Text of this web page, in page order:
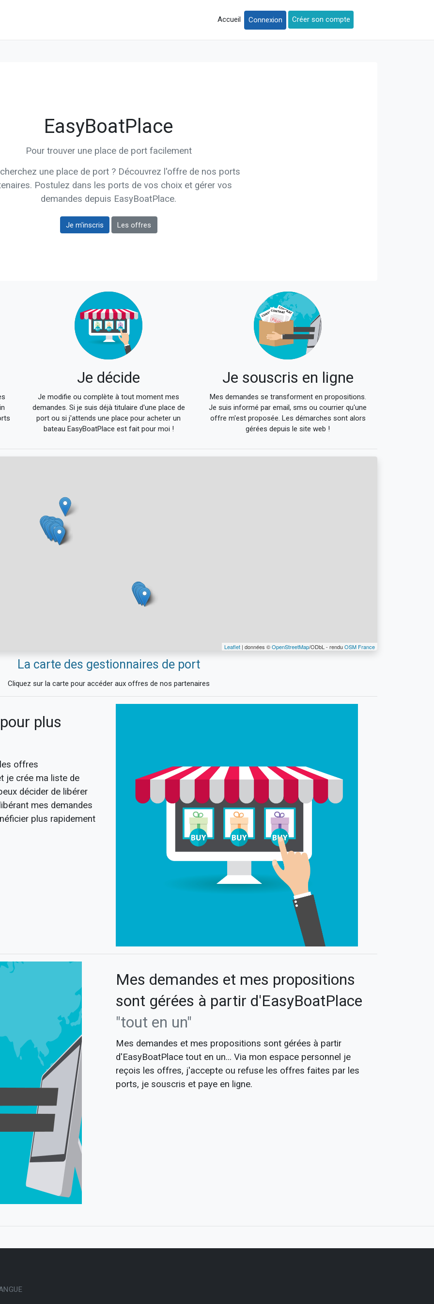
Accueil Connexion Créer son compte
EasyBoatPlace
Pour trouver une place de port facilement
une place de port ? Découvrez l'offre de nos ports
Postulez dans les ports de vos choix et gérer vos
demandes depuis EasyBoatPlace.
Je m'inscris Les offres
140x140
Je décide
Je modifie ou complète à tout moment mes
demandes. Si je suis déjà titulaire d'une place de
port ou si j'attends une place pour acheter un
bateau EasyBoatPlace est fait pour moi !
140x140
Je souscris en ligne
Mes demandes se transforment en propositions.
Je suis informé par email, sms ou courrier qu'une
offre m'est proposée. Les démarches sont alors
gérées depuis le site web !
Leaflet | données ©OpenStreetMap/ODbL - renduOSM France
La carte des gestionnaires de port
Cliquez sur la carte pour accéder aux offres de nos partenaires
plus
offres
je crée ma liste de
décider de libérer
mes demandes
plus rapidement
500x500
Mes demandes et mes propositions
sont gérées à partir d'EasyBoatPlace
"tout en un"
Mes demandes et mes propositions sont gérées à partir
d'EasyBoatPlace tout en un... Via mon espace personnel je
reçois les offres, j'accepte ou refuse les offres faites par les
ports, je souscris et paye en ligne.